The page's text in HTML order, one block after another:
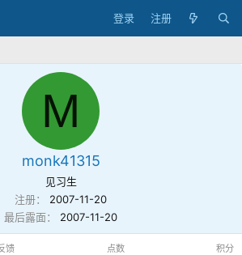
登录 注册
M
monk41315
见习生
注册
2007-11-20
最后露面
2007-11-20
馈 点数 积分